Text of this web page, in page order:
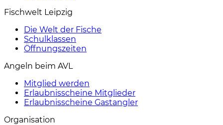
Fischwelt Leipzig
Die Welt der Fische
Schulklassen
Öffnungszeiten
Angeln beim AVL
Mitglied werden
Erlaubnisscheine Mitglieder
Erlaubnisscheine Gastangler
Organisation